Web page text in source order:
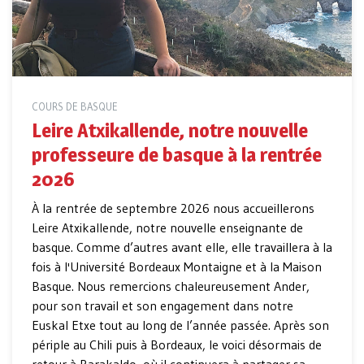
COURS DE BASQUE
Leire Atxikallende, notre nouvelle
professeure de basque à la rentrée
2026
À la rentrée de septembre 2026 nous accueillerons
Leire Atxikallende, notre nouvelle enseignante de
basque. Comme d’autres avant elle, elle travaillera à la
fois à l'Université Bordeaux Montaigne et à la Maison
Basque. Nous remercions chaleureusement Ander,
pour son travail et son engagement dans notre
Euskal Etxe tout au long de l’année passée. Après son
périple au Chili puis à Bordeaux, le voici désormais de